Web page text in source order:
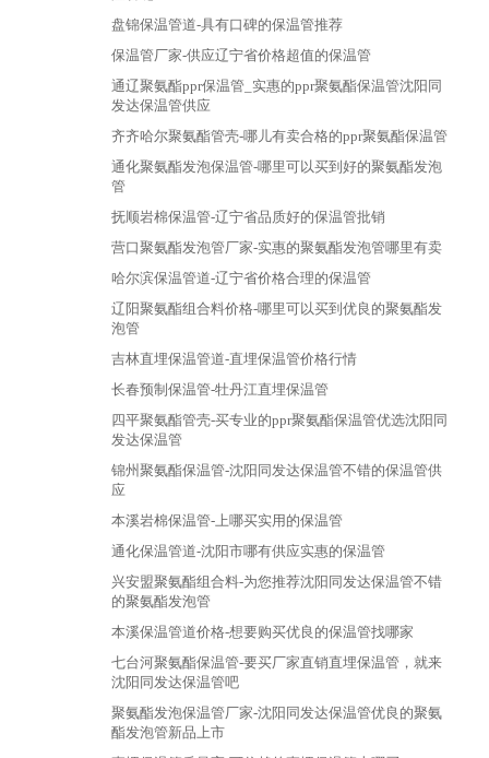
盘锦保温管道-具有口碑的保温管推荐
保温管厂家-供应辽宁省价格超值的保温管
通辽聚氨酯ppr保温管_实惠的ppr聚氨酯保温管沈阳同
发达保温管供应
齐齐哈尔聚氨酯管壳-哪儿有卖合格的ppr聚氨酯保温管
通化聚氨酯发泡保温管-哪里可以买到好的聚氨酯发泡
管
抚顺岩棉保温管-辽宁省品质好的保温管批销
营口聚氨酯发泡管厂家-实惠的聚氨酯发泡管哪里有卖
哈尔滨保温管道-辽宁省价格合理的保温管
辽阳聚氨酯组合料价格-哪里可以买到优良的聚氨酯发
泡管
吉林直埋保温管道-直埋保温管价格行情
长春预制保温管-牡丹江直埋保温管
四平聚氨酯管壳-买专业的ppr聚氨酯保温管优选沈阳同
发达保温管
锦州聚氨酯保温管-沈阳同发达保温管不错的保温管供
应
本溪岩棉保温管-上哪买实用的保温管
通化保温管道-沈阳市哪有供应实惠的保温管
兴安盟聚氨酯组合料-为您推荐沈阳同发达保温管不错
的聚氨酯发泡管
本溪保温管道价格-想要购买优良的保温管找哪家
七台河聚氨酯保温管-要买厂家直销直埋保温管，就来
沈阳同发达保温管吧
聚氨酯发泡保温管厂家-沈阳同发达保温管优良的聚氨
酯发泡管新品上市